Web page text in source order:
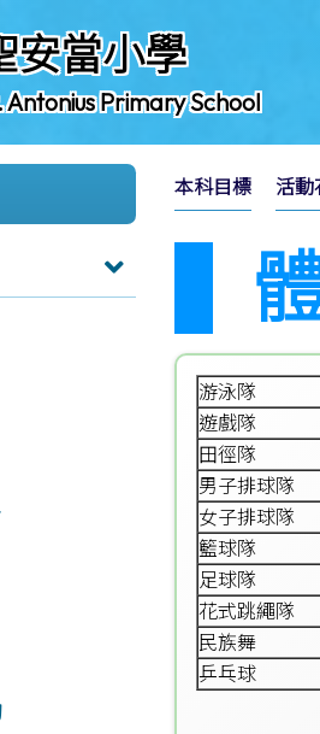
安當小學
Antonius Primary School
本科目標 活動
游泳隊
遊戲隊
田徑隊
男子排球隊
女子排球隊
籃球隊
足球隊
花式跳繩隊
民族舞
乒乓球